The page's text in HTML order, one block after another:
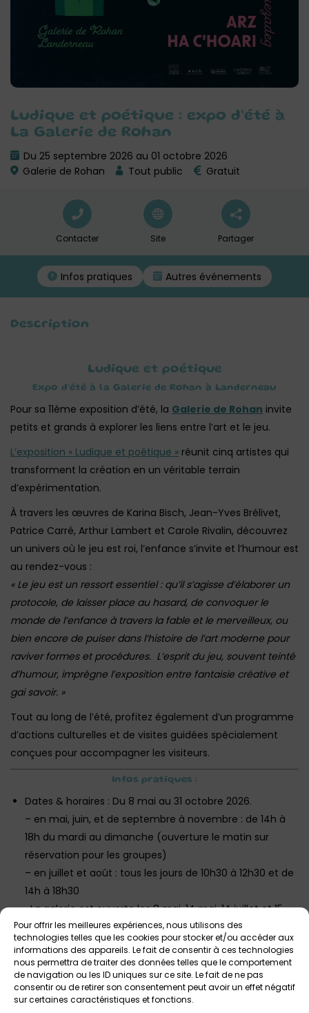
Pour offrir les meilleures expériences, nous utilisons des
technologies telles que les cookies pour stocker et/ou accéder aux
informations des appareils. Le fait de consentir à ces technologies
nous permettra de traiter des données telles que le comportement
de navigation ou les ID uniques sur ce site. Le fait de ne pas
consentir ou de retirer son consentement peut avoir un effet négatif
sur certaines caractéristiques et fonctions.
Ludique et poétique : expo d’été à
La Galerie de Rohan
Du 25 septembre 2026 au 01 octobre 2026
Galerie de Rohan
Tout public Gratuit
Contacter Site Partager
Infos pratiques Autres événements
Description
Ludique et poétique
Expo d’été à la Galerie de Rohan à Landerneau
Pour sa 11ème exposition d’été, la Galerie de Rohan invite
petits et grands à explorer les liens entre l’art et le jeu.
L’exposition « Ludique et poétique » réunit cinq artistes qui
transforment la création en un véritable terrain
d’expérimentation.
À travers les œuvres de Karina Bisch, Jean-Yves Brélivet,
Patrice Carré, Arthur Lambert et Carole Rivalin, découvrez
un univers où le jeu est roi, l’enfance s’invite et l’humour est
au rendez-vous :
« Le jeu est un ressort essentiel : qu’il s’agisse d’élaborer un
protocole, de laisser place au hasard, de convoquer le
monde de l’enfance à travers la fable et le merveilleux, ou
bien encore de puiser dans l’histoire de l’art moderne pour
raviver formes et procédures. L’esprit du jeu, souvent teinté
d’humour, imprègne l’exposition entre fantaisie créative et
gai savoir. »
Tout au long de l’été, profitez également d’un programme
d’actions culturelles et de visites guidées spécialement
conçues pour accompagner les visiteurs.
Infos pratiques :
Dates & horaires : Du 8 mai au 31 octobre 2026.
– en mai, juin, et de septembre à novembre : de 14h à
18h du mardi au dimanche (ouverture le matin sur
réservation pour les groupes)
– en juillet et août : tous les jours de 10h30 à 12h30 et de
14h à 18h30
-La galerie est ouverte les 8 mai, 14 mai, 14 juillet et 15
août aux horaires habituels.
Lieu : Galerie de Rohan, Place Saint-Thomas,
Landerneau.
Tarif : Gratuit pour tous.